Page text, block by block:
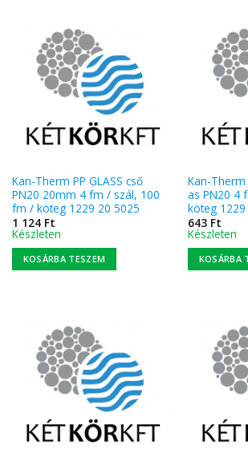
Kan-Therm PP GLASS cső
PN20 20mm 4 fm / szál, 100
fm / köteg 1229 20 5025
1 124 Ft
Készleten
KOSÁRBA TESZEM
Kan-Therm
as PN20 4
köteg
643 Ft
Készleten
KOSÁRBA